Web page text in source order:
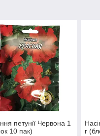
петунії Червона 1
10 пак)
г